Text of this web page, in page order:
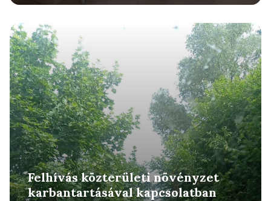
Felhívás közterületi növényzet
karbantartásával kapcsolatban
Részletek